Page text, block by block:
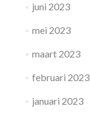
juni 2023
mei 2023
maart 2023
februari 2023
januari 2023